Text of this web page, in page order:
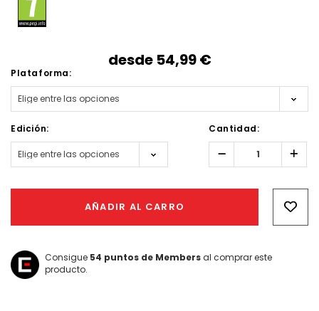
desde 54,99‎ ‎€
Plataforma:
Edición: Cantidad:
Reducir
cantidad:
la
AÑADIR AL CARRO
Consigue 54 puntos de Membersal comprar este
producto.